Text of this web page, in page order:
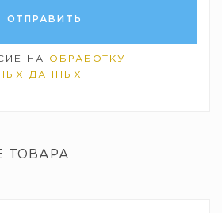
НА ОБРАБОТКУ
ДАННЫХ
ТОВАРА